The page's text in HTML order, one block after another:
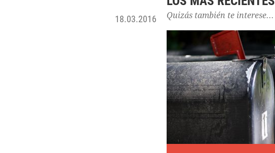
18.03.2016 Quizás también te interese...